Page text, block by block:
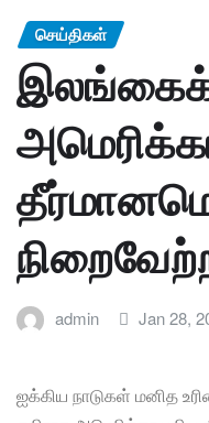
செய்திகள்
admin Jan 28,
ஐக்கிய நாடுகள் மனித